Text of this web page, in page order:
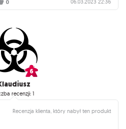
0
recenzji: 1
Recenzja klienta, który nabył ten produkt